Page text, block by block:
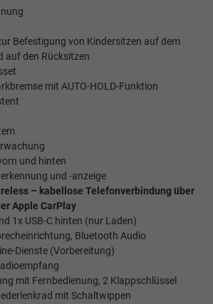
Befestigung von Kindersitzen auf dem
auf den Rücksitzen
mit AUTO-HOLD-Funktion
und hinten
und -anzeige
– kabellose Telefonverbindung über
Apple CarPlay
1x USB-C hinten (nur Laden)
Bluetooth Audio
Dienste (Vorbereitung)
mit Fernbedienung, 2 Klappschlüssel
mit Schaltwippen